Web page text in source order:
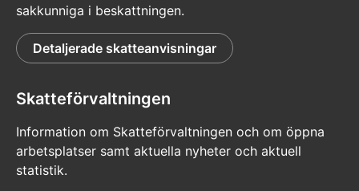
sakkunniga i beskattningen.
Detaljerade skatteanvisningar
Skatteförvaltningen
Information om Skatteförvaltningen och om öppna
arbetsplatser samt aktuella nyheter och aktuell
statistik.